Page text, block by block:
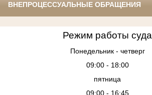
ВНЕПРОЦЕССУАЛЬНЫЕ ОБРАЩЕНИЯ
Режим работы суда
Понедельник - четверг
09:00 - 18:00
пятница
09:00 - 16:45